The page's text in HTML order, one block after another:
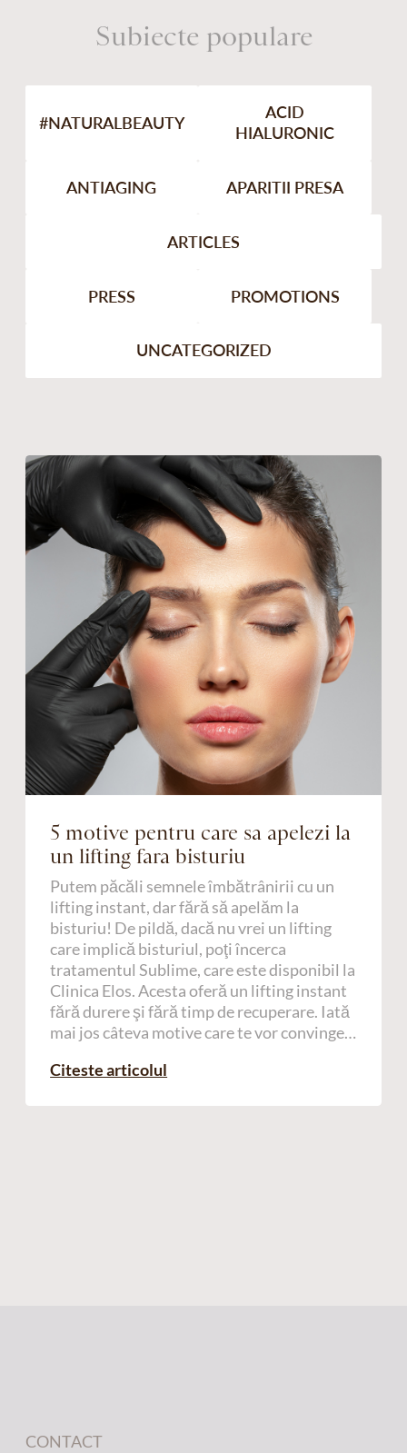
Subiecte populare
#NATURALBEAUTY
ACID
HIALURONIC
ANTIAGING APARITII PRESA
ARTICLES
PRESS PROMOTIONS
UNCATEGORIZED
5 motive pentru care sa apelezi la
un lifting fara bisturiu
Putem păcăli semnele îmbătrânirii cu un
lifting instant, dar fără să apelăm la
bisturiu! De pildă, dacă nu vrei un lifting
care implică bisturiul, poţi încerca
tratamentul Sublime, care este disponibil la
Clinica Elos. Acesta oferă un lifting instant
fără durere şi fără timp de recuperare. Iată
mai jos câteva motive care te vor convinge…
Citeste articolul
CONTACT